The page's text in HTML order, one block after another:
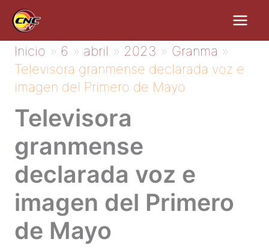
contenido
Inicio 6 abril 2023
Granma
Televisora granmense declarada voz e
imagen del Primero de Mayo
Televisora
granmense
declarada voz e
imagen del Primero
de Mayo